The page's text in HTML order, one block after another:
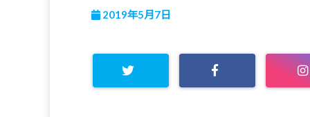
2019年5月7日